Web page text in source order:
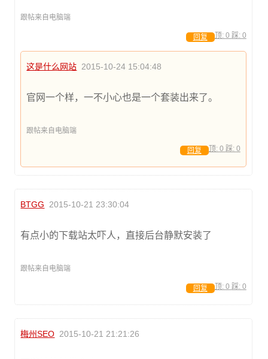
跟帖来自电脑端
顶: 0 踩: 0
回复
这是什么网站 2015-10-24 15:04:48
官网一个样，一不小心也是一个套装出来了。
跟帖来自电脑端
顶: 0 踩: 0
回复
BTGG 2015-10-21 23:30:04
有点小的下载站太吓人，直接后台静默安装了
跟帖来自电脑端
顶: 0 踩: 0
回复
梅州SEO 2015-10-21 21:21:26